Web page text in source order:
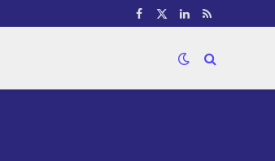
Facebook
X
LinkedIn
RSS